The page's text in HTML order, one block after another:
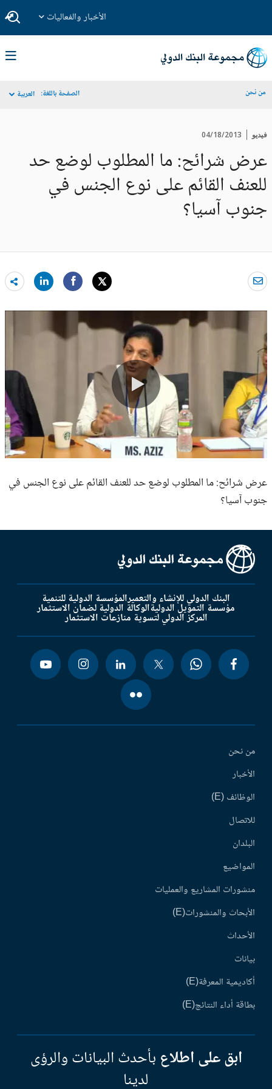
الأخبار والفعاليات
من نحن الصفحة باللغة: العربية
فيديو 04/18/2013
عرض شرائح: ما المطلوب لوضع حد
للعنف القائم على نوع الجنس في
جنوب آسيا؟
0:00 / 87:45
عرض شرائح: ما المطلوب لوضع حد للعنف القائم على نوع الجنس في
جنوب آسيا؟
البنك الدولي للإنشاء والتعميرالمؤسسة الدولية للتنمية
مؤسسة التمويل الدوليةالوكالة الدولية لضمان الاستثمار
المركز الدولي لتسوية منازعات الاستثمار
من نحن
الأخبار
الوظائف (E)
للاتصال
البلدان
المواضيع
منشورات المشاريع والعمليات
الأبحاث والمنشورات(E)
الأحداث
بيانات
أكاديمية المعرفة(E)
بطاقة أداء النتائج(E)
ابق على اطلاع بأحدث البيانات والرؤى
لدينا